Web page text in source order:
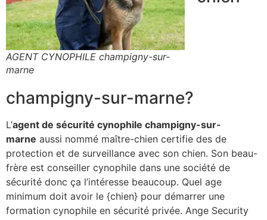
AGENT CYNOPHILE champigny-sur-
marne
champigny-sur-marne?
L’agent de sécurité cynophile champigny-sur-
marne aussi nommé maître-chien certifie des de
protection et de surveillance avec son chien. Son beau-
frère est conseiller cynophile dans une société de
sécurité donc ça l’intéresse beaucoup. Quel age
minimum doit avoir le {chien} pour démarrer une
formation cynophile en sécurité privée. Ange Security